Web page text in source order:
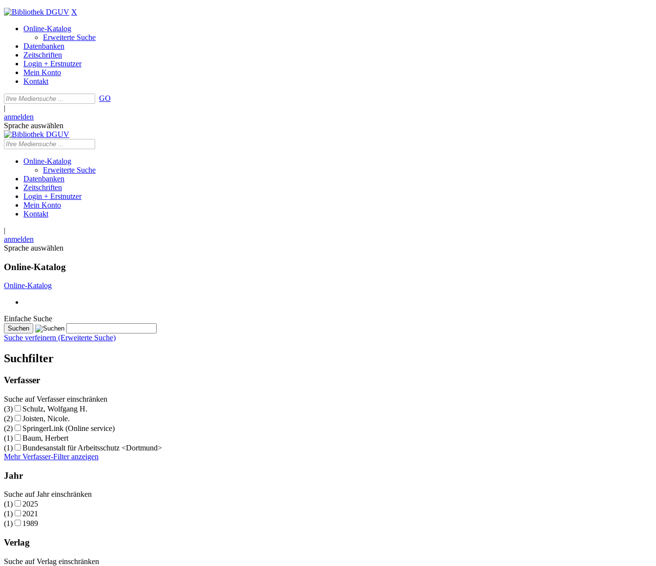
X
Online-Katalog
Erweiterte Suche
Datenbanken
Zeitschriften
Login + Erstnutzer
Mein Konto
Kontakt
GO
|
anmelden
Sprache auswählen
Online-Katalog
Erweiterte Suche
Datenbanken
Zeitschriften
Login + Erstnutzer
Mein Konto
Kontakt
|
anmelden
Sprache auswählen
Online-Katalog
Online-Katalog
Einfache Suche
Suche verfeinern (Erweiterte Suche)
Suchfilter
Verfasser
Suche auf Verfasser einschränken
(3)
Schulz, Wolfgang H.
(2)
Joisten, Nicole.
(2)
SpringerLink (Online service)
(1)
Baum, Herbert
(1)
Bundesanstalt für Arbeitsschutz <Dortmund>
Mehr Verfasser-Filter anzeigen
Jahr
Suche auf Jahr einschränken
(1)
2025
(1)
2021
(1)
1989
Verlag
Suche auf Verlag einschränken